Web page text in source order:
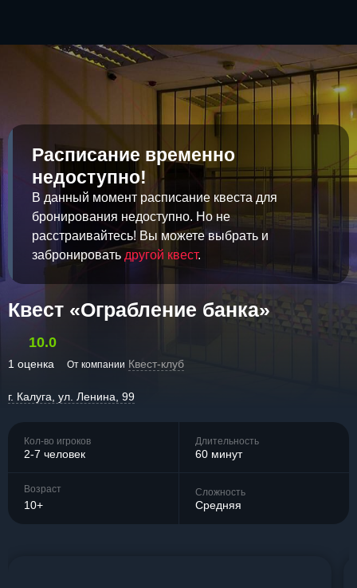
Расписание временно
недоступно!
В данный момент расписание квеста для
бронирования недоступно. Но не
расстраивайтесь! Вы можете выбрать и
забронировать другой квест.
Квест «Ограбление банка»
10.0
1 оценка От компании Квест-клуб
г. Калуга, ул. Ленина, 99
Кол-во игроков
2-7 человек
Длительность
60 минут
Возраст
10+
Сложность
Средняя